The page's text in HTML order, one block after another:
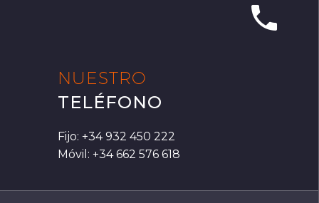


NUESTRO
TELÉFONO
Fijo: +34 932 450 222
Móvil: +34 662 576 618